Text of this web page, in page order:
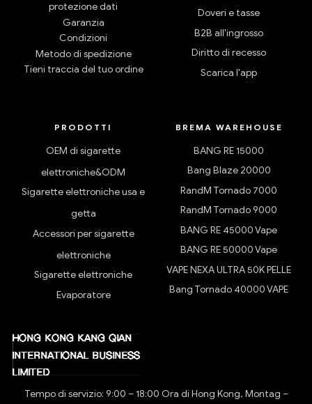
protezione dati
Garanzia
Condizioni
Metodo di spedizione
Tieni traccia del tuo ordine
Doveri e tasse
B2B all'ingrosso
Diritto di recesso
Scarica l'app
PRODOTTI
OEM di sigarette
elettroniche&ODM
Sigarette elettroniche usa e
getta
Accessori per sigarette
elettroniche
Sigarette elettroniche
Evaporatore
BREMA WAREHOUSE
BANG RE 15000
Bang Blaze 20000
RandM Tornado 7000
RandM Tornado 9000
BANG RE 45000 Vape
BANG RE 50000 Vape
VAPE NEXA ULTRA 50K PELLE
Bang Tornado 40000 VAPE
Tempo di servizio: 9:00 – 18:00 Ora di Hong Kong, Montag –